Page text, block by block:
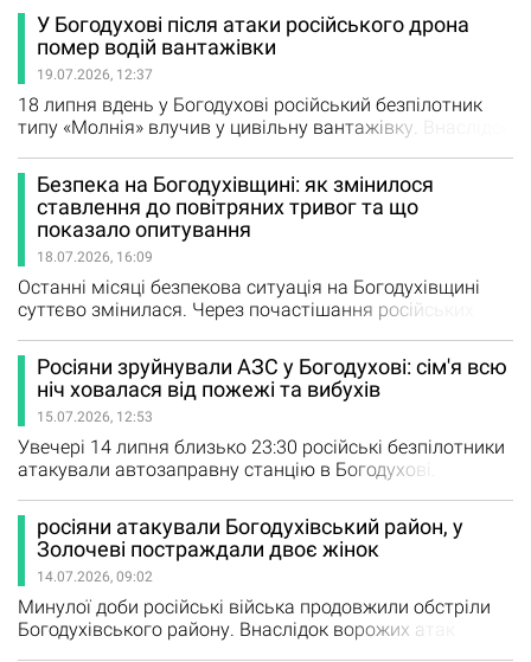
та керовані авіабомби (КАБ). Пошкоджень зазнали
житлові будинки, адміністративні будівлі, заклад
дошкільної освіти, автобус і будівля закладу
соціального захисту. Про це повідомили у
Богодухівській районній військовій…
У Богодухові після атаки російського дрона
помер водій вантажівки
19.07.2026, 12:37
18 липня вдень у Богодухові російський безпілотник
типу «Молнія» влучив у цивільну вантажівку. Внаслідок
повідомив Богодухівський міський голова Володимир
Бєлий. За його словами, удар стався близько 15:20 на
парковці біля одного з підприємств міста. «Це було
вчора, на парковці перед одним із…
Безпека на Богодухівщині: як змінилося
ставлення до повітряних тривог та що
показало опитування
18.07.2026, 16:09
Останні місяці безпекова ситуація на Богодухівщині
суттєво змінилася. Через почастішання російських
ставлення до повітряних тривог, а постійна небезпека
впливає не лише на повсякденне життя, а й на
емоційний стан людей. За результатами нашого
опитування у соціальних мережах, 43%
читачів зазначили, що після почастішання…
Росіяни зруйнували АЗС у Богодухові: сім'я всю
ніч ховалася від пожежі та вибухів
15.07.2026, 12:53
Увечері 14 липня близько 23:30 російські безпілотники
атакували автозаправну станцію в Богодухові.
повністю зруйнувала АЗС. За попередніми даними,
люди не постраждали. Однією з тих, чий будинок
опинився поруч із місцем удару, стала місцева
жителька Людмила Фатюкова. Жінка розповіла
Суспільному, що після вибуху разом із…
росіяни атакували Богодухівський район, у
Золочеві постраждали двоє жінок
14.07.2026, 09:02
Минулої доби російські війська продовжили обстріли
Богодухівського району. Внаслідок ворожих атак